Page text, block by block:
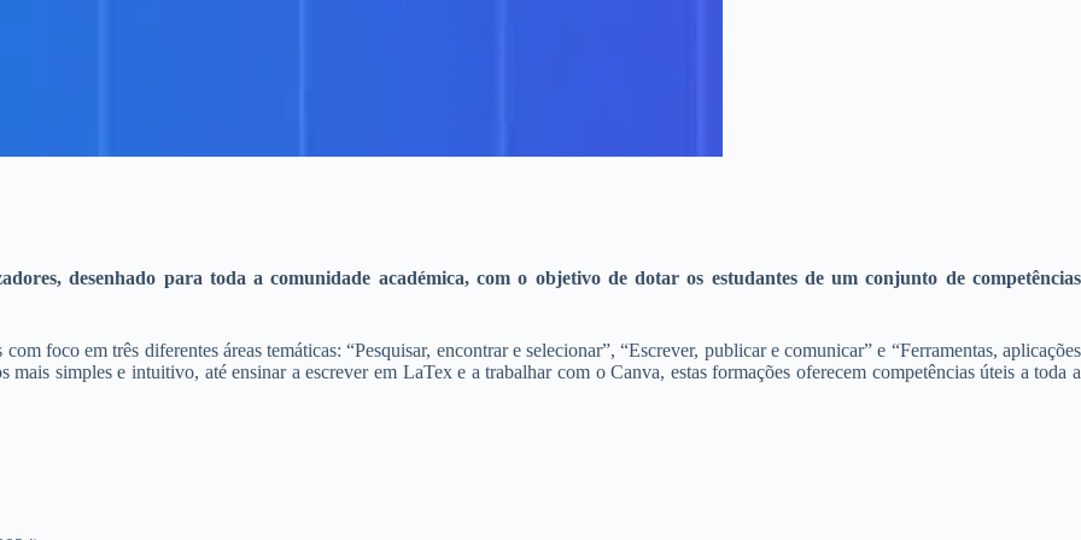
desenhado para toda a comunidade académica, com o objetivo de dotar os estudantes de um conjunto de competências
foco em três diferentes áreas temáticas: “Pesquisar, encontrar e selecionar”, “Escrever, publicar e comunicar” e “Ferramentas, aplicações
mais simples e intuitivo, até ensinar a escrever em LaTex e a trabalhar com o Canva, estas formações oferecem competências úteis a toda a